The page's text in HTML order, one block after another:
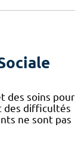
des soins pour
des difficultés
ne sont pas